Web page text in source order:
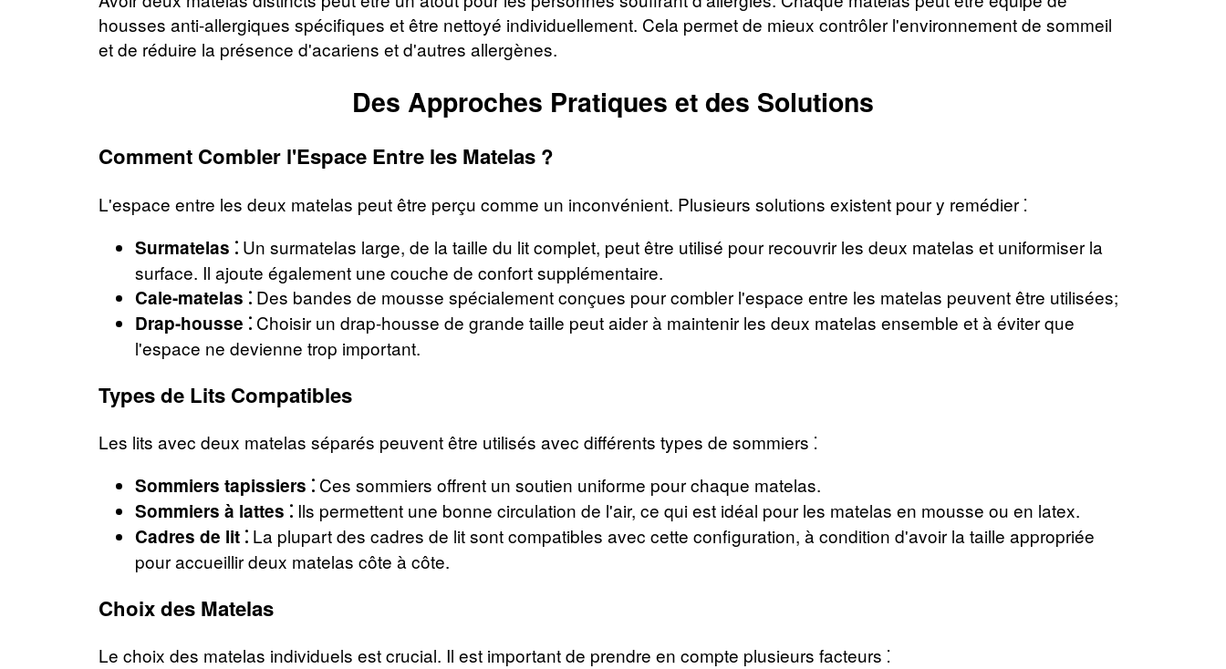
housses anti-allergiques spécifiques et être nettoyé individuellement. Cela permet de mieux contrôler l'environnement de sommeil
et de réduire la présence d'acariens et d'autres allergènes.
Des Approches Pratiques et des Solutions
Comment Combler l'Espace Entre les Matelas ?
L'espace entre les deux matelas peut être perçu comme un inconvénient. Plusieurs solutions existent pour y remédier ⁚
Surmatelas ⁚Un surmatelas large, de la taille du lit complet, peut être utilisé pour recouvrir les deux matelas et uniformiser la
surface. Il ajoute également une couche de confort supplémentaire.
Cale-matelas ⁚Des bandes de mousse spécialement conçues pour combler l'espace entre les matelas peuvent être utilisées;
Drap-housse ⁚Choisir un drap-housse de grande taille peut aider à maintenir les deux matelas ensemble et à éviter que
l'espace ne devienne trop important.
Types de Lits Compatibles
Les lits avec deux matelas séparés peuvent être utilisés avec différents types de sommiers ⁚
Sommiers tapissiers ⁚Ces sommiers offrent un soutien uniforme pour chaque matelas.
Sommiers à lattes ⁚Ils permettent une bonne circulation de l'air, ce qui est idéal pour les matelas en mousse ou en latex.
Cadres de lit ⁚La plupart des cadres de lit sont compatibles avec cette configuration, à condition d'avoir la taille appropriée
pour accueillir deux matelas côte à côte.
Choix des Matelas
Le choix des matelas individuels est crucial. Il est important de prendre en compte plusieurs facteurs ⁚